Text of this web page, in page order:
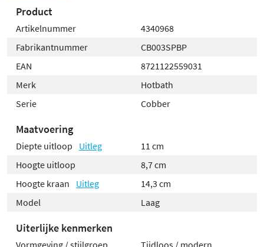
Product
Artikelnummer
4340968
Fabrikantnummer
CB003SPBP
EAN
8721122559031
Merk
Hotbath
Serie
Cobber
Maatvoering
Diepte uitloop Uitleg
11 cm
Hoogte uitloop
8,7 cm
Hoogte kraan
Uitleg
14,3 cm
Model
Laag
Uiterlijke kenmerken
Vormgeving / stijlgroep Tijdloos / modern